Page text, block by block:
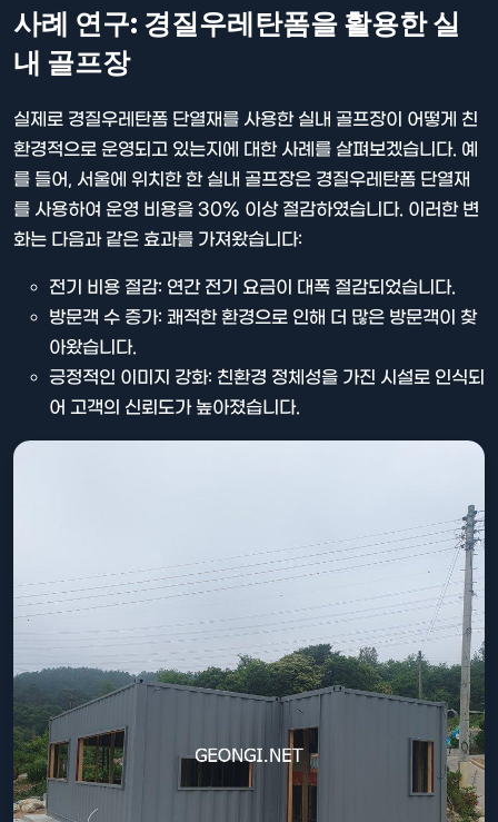
사례 연구: 경질우레탄폼을 활용한 실
내 골프장
실제로 경질우레탄폼 단열재를 사용한 실내 골프장이 어떻게 친
환경적으로 운영되고 있는지에 대한 사례를 살펴보겠습니다. 예
를 들어, 서울에 위치한 한 실내 골프장은 경질우레탄폼 단열재
를 사용하여 운영 비용을 30% 이상 절감하였습니다. 이러한 변
화는 다음과 같은 효과를 가져왔습니다:
전기 비용 절감: 연간 전기 요금이 대폭 절감되었습니다.
방문객 수 증가: 쾌적한 환경으로 인해 더 많은 방문객이 찾
아왔습니다.
긍정적인 이미지 강화: 친환경 정체성을 가진 시설로 인식되
어 고객의 신뢰도가 높아졌습니다.